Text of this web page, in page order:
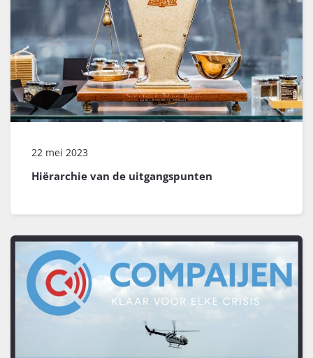
Hiërarchie van de uitgangspunten
22 mei 2023